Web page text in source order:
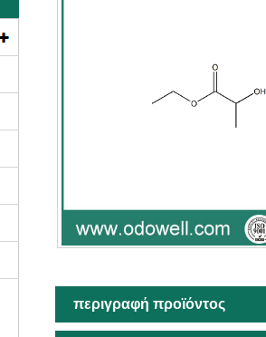
περιγραφή προϊόντος